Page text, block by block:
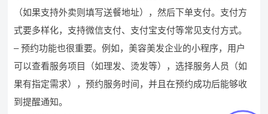
（如果支持外卖则填写送餐地址），然后下单支付。支付方
式要多样化，支持微信支付、支付宝支付等常见支付方式。
– 预约功能也很重要。例如，美容美发企业的小程序，用户
可以查看服务项目（如理发、烫发等），选择服务人员（如
果有指定需求），预约服务时间，并且在预约成功后能够收
到提醒通知。